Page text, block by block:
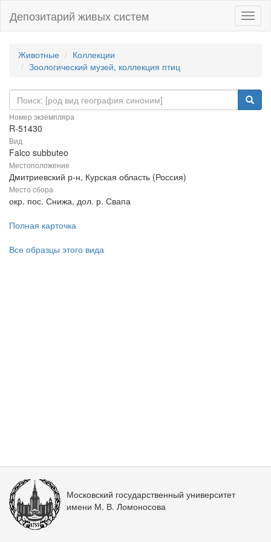
Депозитарий живых систем
Животные
Коллекции
Зоологический музей, коллекция птиц
Номер экземпляра
R-51430
Вид
Falco subbuteo
Местоположение
Дмитриевский р-н, Курская область (Россия)
Место сбора
окр. пос. Снижа, дол. р. Свапа
Полная карточка
Все образцы этого вида
Московский государственный университет
имени М. В. Ломоносова